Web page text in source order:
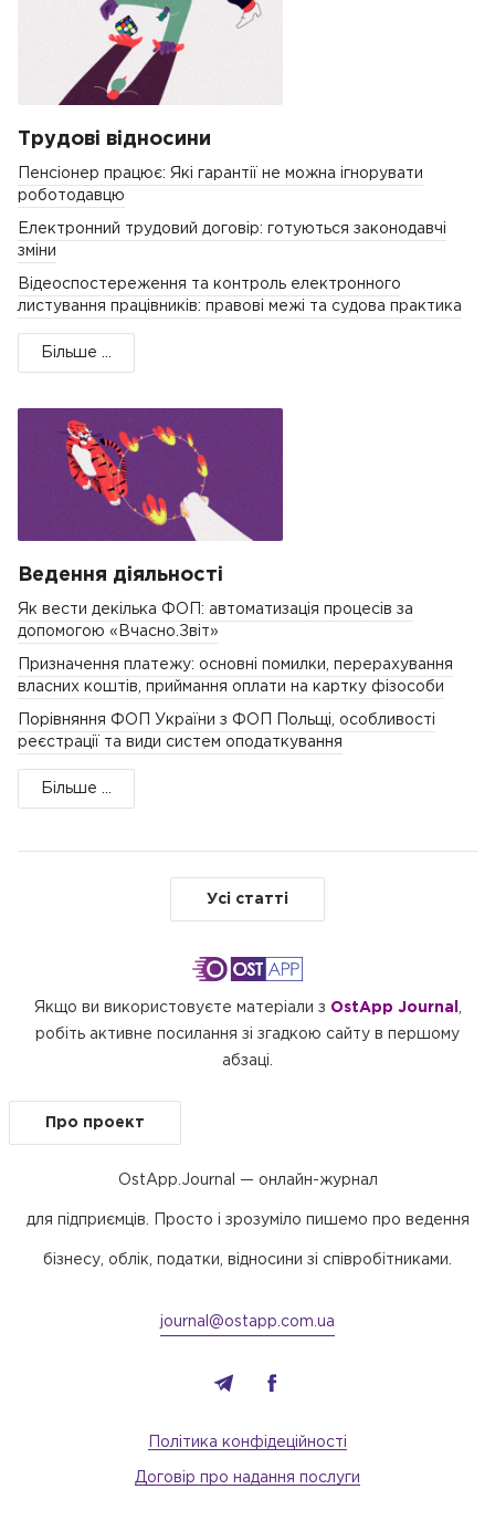
Трудові відносини
Пенсіонер працює: Які гарантії не можна ігнорувати
роботодавцю
Електронний трудовий договір: готуються законодавчі
зміни
Відеоспостереження та контроль електронного
листування працівників: правові межі та судова практика
Більше ...
Ведення діяльності
Як вести декілька ФОП: автоматизація процесів за
допомогою «Вчасно.Звіт»
Призначення платежу: основні помилки, перерахування
власних коштів, приймання оплати на картку фізособи
Порівняння ФОП України з ФОП Польщі, особливості
реєстрації та види систем оподаткування
Більше ...
Усі статті
Якщо ви використовуєте матеріали з OstApp Journal
робіть активне посилання зі згадкою сайту в першому
абзаці.
Про проект
OstApp.Journal — онлайн-журнал
для підприємців. Просто і зрозуміло пишемо про ведення
бізнесу, облік, податки, відносини зі співробітниками.
journal@ostapp.com.ua
Політика конфідеційності
Договір про надання послуги